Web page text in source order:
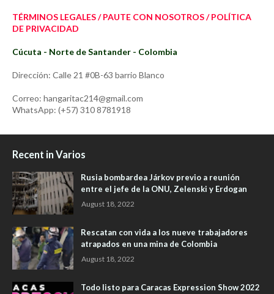
TÉRMINOS LEGALES / PAUTE CON NOSOTROS / POLÍTICA
DE PRIVACIDAD
Cúcuta - Norte de Santander - Colombia
Dirección: Calle 21 #0B-63 barrio Blanco
Correo: hangaritac214@gmail.com
WhatsApp: (+57) 310 8781918
Recent in Varios
Rusia bombardea Járkov previo a reunión
entre el jefe de la ONU, Zelenski y Erdogan
August 18, 2022
Rescatan con vida a los nueve trabajadores
atrapados en una mina de Colombia
August 18, 2022
Todo listo para Caracas Expression Show 2022